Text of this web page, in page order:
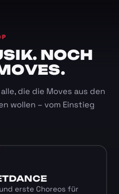
NOCH
die die Moves aus den
wollen – vom Einstieg
erste Choreos für